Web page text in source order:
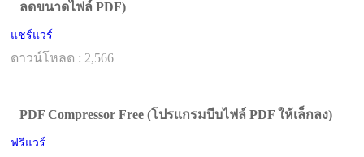
ลดขนาดไฟล์ PDF)
แชร์แวร์
ดาวน์โหลด : 2,566
PDF Compressor Free (โปรแกรมบีบไฟล์ PDF ให้เล็กลง)
ฟรีแวร์